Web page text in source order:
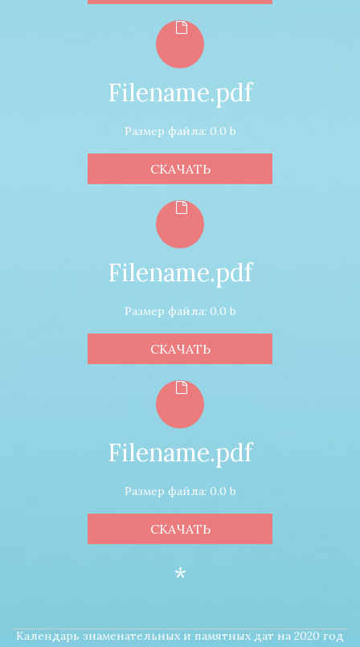
Filename.pdf
Размер файла: 0.0 b
СКАЧАТЬ
Filename.pdf
Размер файла: 0.0 b
СКАЧАТЬ
Filename.pdf
Размер файла: 0.0 b
СКАЧАТЬ
*
Календарь знаменательных и памятных дат на 2020 год